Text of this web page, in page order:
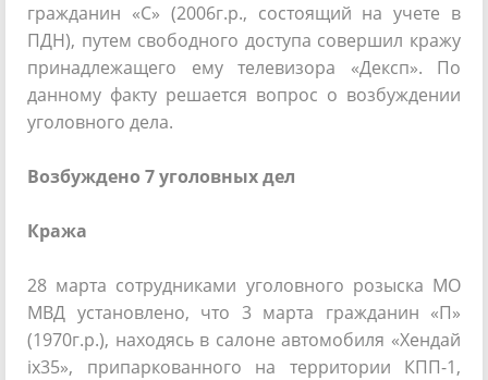
гражданин «С» (2006г.р., состоящий на учете в
ПДН), путем свободного доступа совершил кражу
принадлежащего ему телевизора «Дексп». По
данному факту решается вопрос о возбуждении
уголовного дела.
Возбуждено 7 уголовных дел
Кража
28 марта сотрудниками уголовного розыска МО
МВД установлено, что 3 марта гражданин «П»
(1970г.р.), находясь в салоне автомобиля «Хендай
ix35», припаркованного на территории КПП-1,